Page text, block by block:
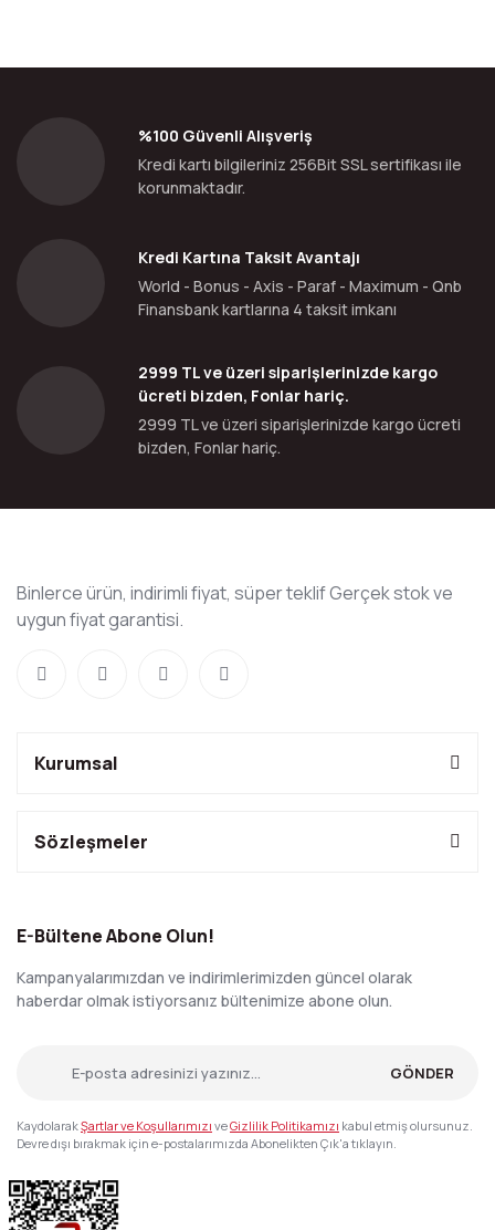
%100 Güvenli Alışveriş
Kredi kartı bilgileriniz 256Bit SSL sertifikası ile
korunmaktadır.
Kredi Kartına Taksit Avantajı
World - Bonus - Axis - Paraf - Maximum - Qnb
Finansbank kartlarına 4 taksit imkanı
2999 TL ve üzeri siparişlerinizde kargo
ücreti bizden, Fonlar hariç.
2999 TL ve üzeri siparişlerinizde kargo ücreti
bizden, Fonlar hariç.
Binlerce ürün, indirimli fiyat, süper teklif Gerçek stok ve
uygun fiyat garantisi.
Kurumsal
Sözleşmeler
E-Bültene Abone Olun!
Kampanyalarımızdan ve indirimlerimizden güncel olarak
haberdar olmak istiyorsanız bültenimize abone olun.
GÖNDER
KaydolarakŞartlar ve Koşullarımızı veGizlilik Politikamızı kabul etmiş olursunuz.
Devre dışı bırakmak için e-postalarımızda Abonelikten Çık'a tıklayın.